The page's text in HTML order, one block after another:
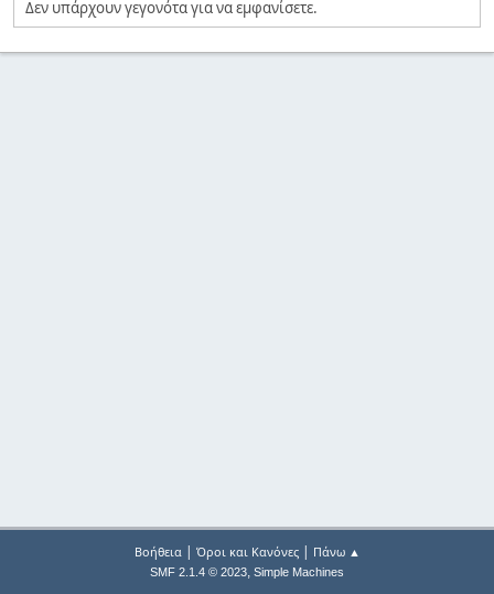
Δεν υπάρχουν γεγονότα για να εμφανίσετε.
Βοήθεια| Όροι και Κανόνες| Πάνω ▲
SMF 2.1.4 © 2023, Simple Machines